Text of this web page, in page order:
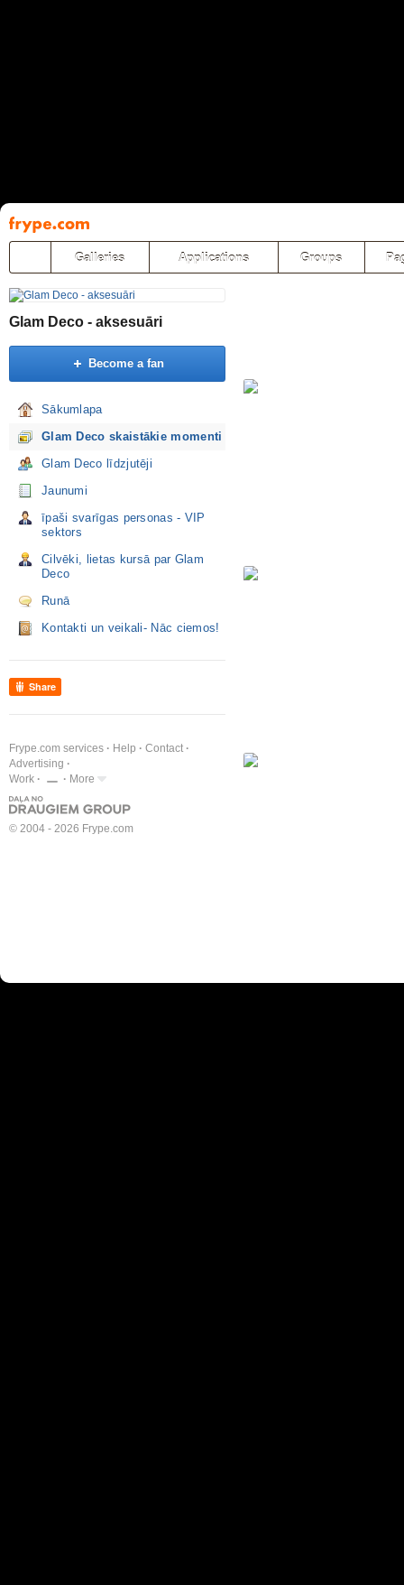
Pāriet
uz
saturu
Galleries Applications Groups
Glam Deco - aksesuāri
Become a fan
Sākumlapa
Glam Deco skaistākie momenti
Glam Deco līdzjutēji
Jaunumi
īpaši svarīgas personas - VIP
sektors
Cilvēki, lietas kursā par Glam
Deco
Runā
Kontakti un veikali- Nāc ciemos!
Share
Frype.com services Help
Contact
Advertising
Work
More
© 2004 - 2026 Frype.com